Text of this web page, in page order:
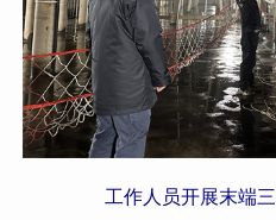
工作人员开展末端